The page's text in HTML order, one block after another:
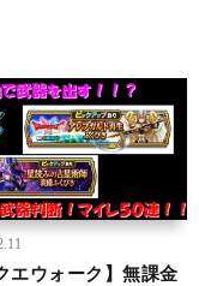
エウォーク】無課金